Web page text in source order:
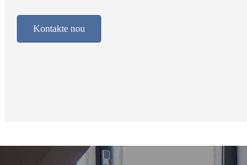
Kontakte nou